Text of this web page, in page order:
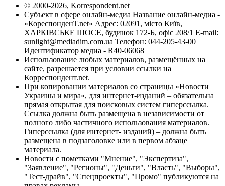
© 2000-2026, Korrespondent.net
Субъект в сфере онлайн-медиа Название онлайн-медиа -
«КореспонденТ.net» Адрес: 02091, місто Київ,
ХАРКІВСЬКЕ ШОСЕ, будинок 172-Б, офіс 208/1 E-mail:
sunlight@mediadim.com.ua Телефон: 044-205-43-00
Идентификатор медиа - R40-06068
Использование любых материалов, размещённых на
сайте, разрешается при условии ссылки на
Корреспондент.net.
При копировании материалов со страницы «Новости
Украины и мира», для интернет-изданий – обязательна
прямая открытая для поисковых систем гиперссылка.
Ссылка должна быть размещена в независимости от
полного либо частичного использования материалов.
Гиперссылка (для интернет- изданий) – должна быть
размещена в подзаголовке или в первом абзаце
материала.
Новости с пометками "Мнение", "Экспертиза",
"Заявление", "Регионы", "Деньги", "Власть", "Выборы",
"Тест-драйв", "Спецпроекты", "Промо" публикуются на